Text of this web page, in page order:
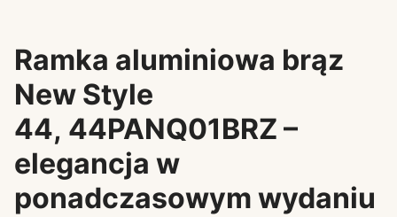
Ramka aluminiowa brąz
New Style
44, 44PANQ01BRZ –
elegancja w
ponadczasowym wydaniu